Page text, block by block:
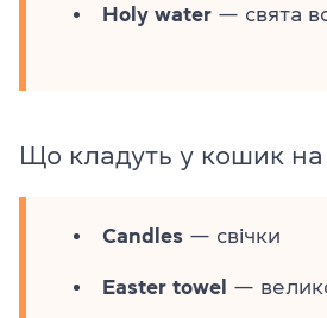
Holy water — свята
Що кладуть у кошик
Candles — свічки
Easter towel —